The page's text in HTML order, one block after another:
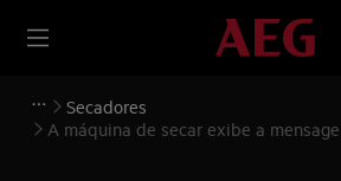
Secadores
A máquina de secar exibe a